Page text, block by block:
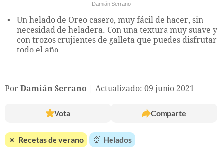
Damián Serrano
Un helado de Oreo casero, muy fácil de hacer, sin
necesidad de heladera. Con una textura muy suave y
con trozos crujientes de galleta que puedes disfrutar
todo el año.
Por Damián Serrano Actualizado: 09 junio 2021
Vota Comparte
☀️ Recetas de verano 🍨 Helados